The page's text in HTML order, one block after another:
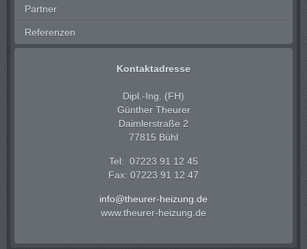
Partner
Referenzen
Kontaktadresse
Dipl.-Ing. (FH)
Günther Theurer
Daimlerstraße 2
77815 Bühl
Tel: 07223 91 12 45
Fax: 07223 91 12 47
info@theurer-heizung.de
www.theurer-heizung.de